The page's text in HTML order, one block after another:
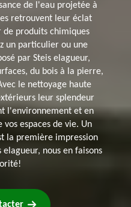
de l'eau projetée à
retrouvent leur éclat
de produits chimiques
un particulier ou une
par Steis elagueur,
du bois à la pierre,
le nettoyage haute
leur splendeur
l'environnement et en
espaces de vie. Un
la première impression
nous en faisons